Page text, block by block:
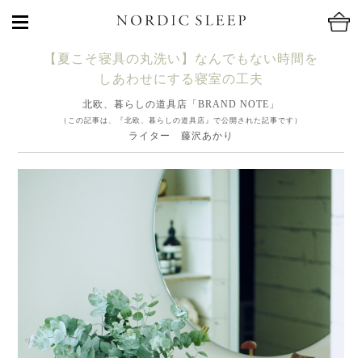
【夏こそ寝具の丸洗い】なんでもない時間を
しあわせにする寝室の工夫
北欧、暮らしの道具店「BRAND NOTE」
（この記事は、『北欧、暮らしの道具店』で公開された記事です）
ライター 藤沢あかり